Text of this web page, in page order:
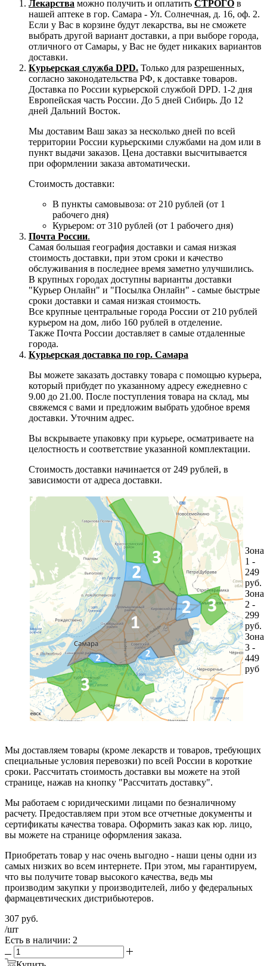
Лекарства можно получить и оплатить СТРОГО в
нашей аптеке в гор. Самара - Ул. Солнечная, д. 16, оф. 2.
Если у Вас в корзине будут лекарства, вы не сможете
выбрать другой вариант доставки, а при выборе города,
отличного от Самары, у Вас не будет никаких вариантов
доставки.
Курьерская служба DPD. Только для разрешенных,
согласно законодательства РФ, к доставке товаров.
Доставка по России курьерской службой DPD. 1-2 дня
Европейская часть России. До 5 дней Сибирь. До 12
дней Дальний Восток.
Мы доставим Ваш заказ за несколько дней по всей
территории России курьерскими службами на дом или в
пункт выдачи заказов. Цена доставки высчитывается
при оформлении заказа автоматически.
Стоимость доставки:
В пункты самовывоза: от 210 рублей (от 1
рабочего дня)
Курьером: от 310 рублей (от 1 рабочего дня)
Почта России.
Самая большая география доставки и самая низкая
стоимость доставки, при этом сроки и качество
обслуживания в последнее время заметно улучшились.
В крупных городах доступны варианты доставки
"Курьер Онлайн" и "Посылка Онлайн" - самые быстрые
сроки доставки и самая низкая стоимость.
Все крупные центральные города России от 210 рублей
курьером на дом, либо 160 рублей в отделение.
Также Почта России доставляет в самые отдаленные
города.
Курьерская доставка по гор. Самара
Вы можете заказать доставку товара с помощью курьера,
который прибудет по указанному адресу ежедневно с
9.00 до 21.00. После поступления товара на склад, мы
свяжемся с вами и предложим выбрать удобное время
доставки. Уточним адрес.
Вы вскрываете упаковку при курьере, осматриваете на
целостность и соответствие указанной комплектации.
Стоимость доставки начинается от 249 рублей, в
зависимости от адреса доставки.
Зона
1 -
249
руб.
Зона
2 -
299
руб.
Зона
3 -
449
руб
Мы доставляем товары (кроме лекарств и товаров, требующих
специальные условия перевозки) по всей России в короткие
сроки. Рассчитать стоимость доставки вы можете на этой
странице, нажав на кнопку "Рассчитать доставку".
Мы работаем с юридическими лицами по безналичному
расчету. Предоставляем при этом все отчетные документы и
сертификаты качества товара. Оформить заказ как юр. лицо,
вы можете на странице оформления заказа.
Приобретать товар у нас очень выгодно - наши цены одни из
самых низких во всем интернете. При этом, мы гарантируем,
что вы получите товар высокого качества, ведь мы
производим закупки у производителей, либо у федеральных
фармацевтических дистрибьютеров.
307 руб.
/шт
Есть в наличии: 2